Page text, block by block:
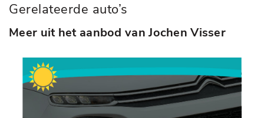
Gerelateerde auto’s
Meer uit het aanbod van Jochen Visser